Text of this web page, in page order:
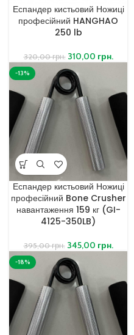
Еспандер кистьовий Ножиці
професійний HANGHAO
250 lb
320,00грн. 310,00 грн.
-13%
Еспандер кистьовий Ножиці
професійний Bone Crusher
навантаження 159 кг (GI-
4125-350LB)
395,00грн. 345,00 грн.
-18%